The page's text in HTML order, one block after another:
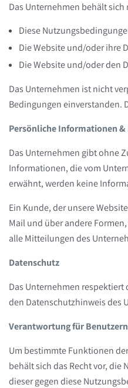
Das Unternehmen behält sich
Diese
Die Website und/oder ihre
Die Website und/oder den
Das Unternehmen ist nicht
Bedingungen einverstanden.
Persönliche Informationen
Das Unternehmen gibt ohne
Informationen, die vom
erwähnt, werden keine
Ein Kunde, der unsere
Mail und über andere
alle Mitteilungen des
Datenschutz
Das Unternehmen
den Datenschutzhinweis des
Verantwortung für
Um bestimmte Funktionen
behält sich das Recht vor,
dieser gegen diese